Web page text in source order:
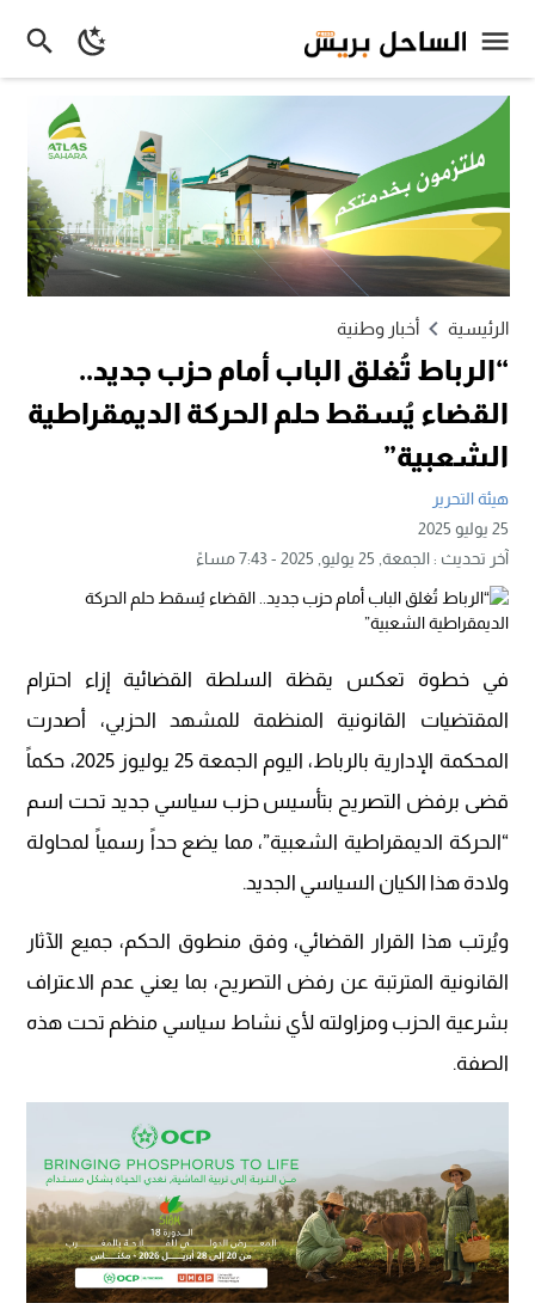
الرئيسية أخبار وطنية
“الرباط تُغلق الباب أمام حزب جديد..
القضاء يُسقط حلم الحركة الديمقراطية
الشعبية”
هيئة التحرير
25 يوليو 2025
آخر تحديث :الجمعة, 25 يوليو, 2025 - 7:43 مساءً
في خطوة تعكس يقظة السلطة القضائية إزاء احترام
المقتضيات القانونية المنظمة للمشهد الحزبي، أصدرت
المحكمة الإدارية بالرباط، اليوم الجمعة 25 يوليوز 2025، حكماً
قضى برفض التصريح بتأسيس حزب سياسي جديد تحت اسم
“الحركة الديمقراطية الشعبية”، مما يضع حداً رسمياً لمحاولة
ولادة هذا الكيان السياسي الجديد.
ويُرتب هذا القرار القضائي، وفق منطوق الحكم، جميع الآثار
القانونية المترتبة عن رفض التصريح، بما يعني عدم الاعتراف
بشرعية الحزب ومزاولته لأي نشاط سياسي منظم تحت هذه
الصفة.